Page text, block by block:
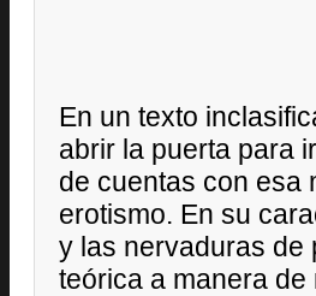
En un texto
abrir la puerta para
de cuentas con esa
erotismo. En su
y las nervaduras de
teórica a manera